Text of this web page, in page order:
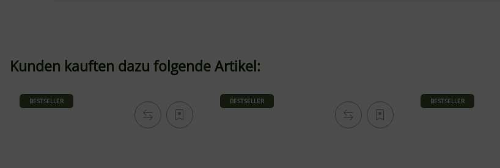
Kunden kauften dazu folgende Artikel:
BESTSELLER BESTSELLER BESTSELLER